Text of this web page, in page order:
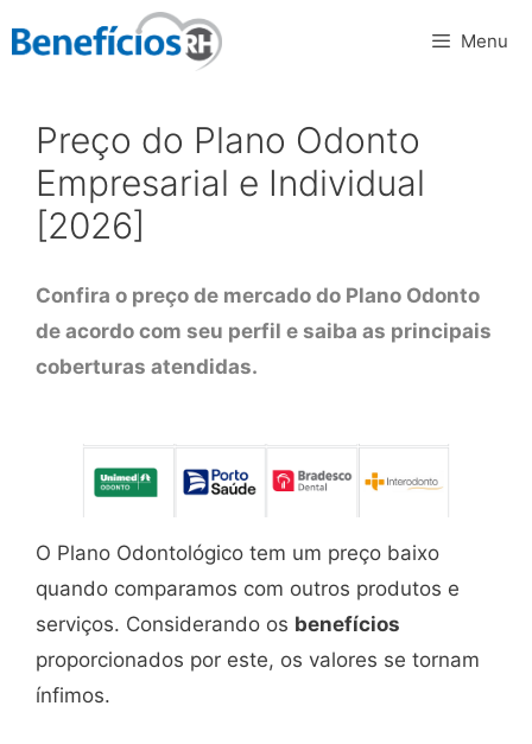
para
conteúdo
Menu
Preço do Plano Odonto
Empresarial e Individual
[2026]
Confira o preço de mercado do Plano Odonto
de acordo com seu perfil e saiba as principais
coberturas atendidas.
O Plano Odontológico tem um preço baixo
quando comparamos com outros produtos e
serviços. Considerando os benefícios
proporcionados por este, os valores se tornam
ínfimos.